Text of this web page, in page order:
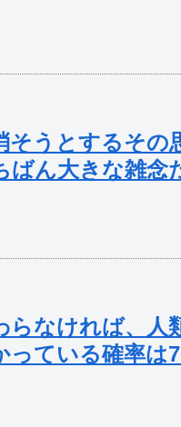
そうとするその
ばん大きな雑念
らなければ、人
っている確率は